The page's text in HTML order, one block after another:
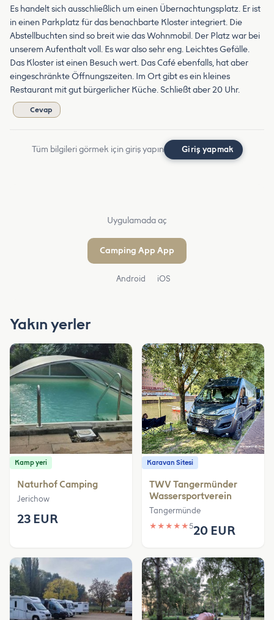
Es handelt sich ausschließlich um einen Übernachtungsplatz. Er ist
in einen Parkplatz für das benachbarte Kloster integriert. Die
Abstellbuchten sind so breit wie das Wohnmobil. Der Platz war bei
unserem Aufenthalt voll. Es war also sehr eng. Leichtes Gefälle.
Das Kloster ist einen Besuch wert. Das Café ebenfalls, hat aber
eingeschränkte Öffnungszeiten. Im Ort gibt es ein kleines
Restaurant mit gut bürgerlicher Küche. Schließt aber 20 Uhr.
Cevap
Tüm bilgileri görmek için giriş yapın Giriş yapmak
Uygulamada aç
Camping App App
Android iOS
Yakın yerler
Kamp yeri
Naturhof Camping
Jerichow
23 EUR
Karavan Sitesi
TWV Tangermünder
Wassersportverein
Tangermünde
★ ★ ★ ★ ★520 EUR